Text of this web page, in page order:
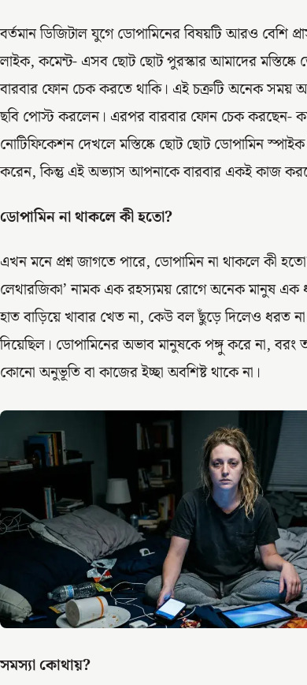
বর্তমান ডিজিটাল যুগে ডোপামিনের বিষয়টি আরও বেশি
লাইক, কমেন্ট- এসব ছোট ছোট পুরস্কার আমাদের
বারবার ফোন চেক করতে থাকি। এই চক্রটি অনেক
ছবি পোস্ট করলেন। এরপর বারবার ফোন চেক করছেন-
নোটিফিকেশন দেখলে মস্তিষ্কে ছোট ছোট ডোপামিন
করেন, কিন্তু এই অভ্যাস আপনাকে বারবার একই কাজ
ডোপামিন না থাকলে কী হতো?
এখন মনে প্রশ্ন জাগতে পারে, ডোপামিন না থাকলে কী
লেথারজিকা’ নামক এক রহস্যময় রোগে অনেক মানুষ এক
হাত বাড়িয়ে খাবার খেত না, কেউ বল ছুঁড়ে দিলেও ধরত
দিয়েছিল। ডোপামিনের অভাব মানুষকে পঙ্গু করে না, বরং
কোনো অনুভূতি বা কাজের ইচ্ছা অবশিষ্ট থাকে না।
সমস্যা কোথায়?